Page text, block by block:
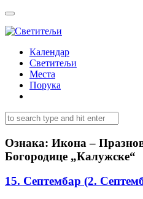
Календар
Светитељи
Места
Порука
Ознака: Икона –
Богородице „Калужске“
15. Септембар (2.